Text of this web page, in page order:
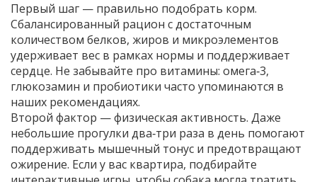
Первый шаг — правильно подобрать корм.
Сбалансированный рацион с достаточным
количеством белков, жиров и микроэлементов
удерживает вес в рамках нормы и поддерживает
сердце. Не забывайте про витамины: омега‑3,
глюкозамин и пробиотики часто упоминаются в
наших рекомендациях.
Второй фактор — физическая активность. Даже
небольшие прогулки два‑три раза в день помогают
поддерживать мышечный тонус и предотвращают
ожирение. Если у вас квартира, подбирайте